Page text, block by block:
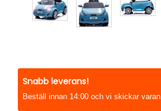
Snabb leverans!
Beställ innan 14:00 och vi skickar